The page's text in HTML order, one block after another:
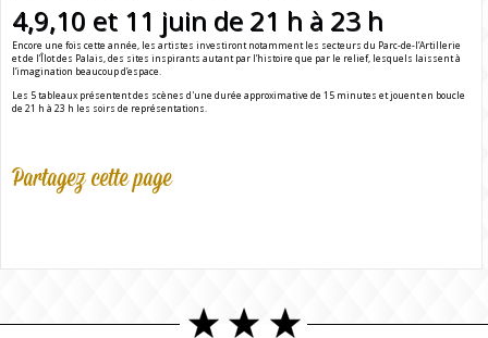
4,9,10 et 11 juin de 21 h à 23 h
Encore une fois cette année, les artistes investiront notamment les secteurs du Parc-de-l’Artillerie
et de l’Îlot des Palais, des sites inspirants autant par l’histoire que par le relief, lesquels laissent à
l’imagination beaucoup d’espace.
Les 5 tableaux présentent des scènes d'une durée approximative de 15 minutes et jouent en boucle
de 21 h à 23 h les soirs de représentations.
Partagez cette page